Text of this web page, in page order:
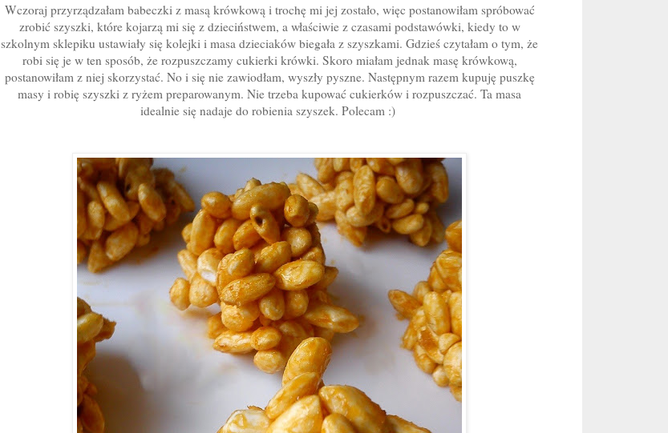
Wczoraj przyrządzałam babeczki z masą krówkową i trochę mi jej zostało, więc postanowiłam spróbować
zrobić szyszki, które kojarzą mi się z dzieciństwem, a właściwie z czasami podstawówki, kiedy to w
szkolnym sklepiku ustawiały się kolejki i masa dzieciaków biegała z szyszkami. Gdzieś czytałam o tym, że
robi się je w ten sposób, że rozpuszczamy cukierki krówki. Skoro miałam jednak masę krówkową,
postanowiłam z niej skorzystać. No i się nie zawiodłam, wyszły pyszne. Następnym razem kupuję puszkę
masy i robię szyszki z ryżem preparowanym. Nie trzeba kupować cukierków i rozpuszczać. Ta masa
idealnie się nadaje do robienia szyszek. Polecam :)